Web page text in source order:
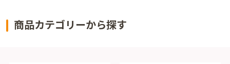
商品カテゴリーから探す